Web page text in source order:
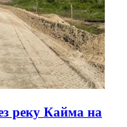
реку Кайма на